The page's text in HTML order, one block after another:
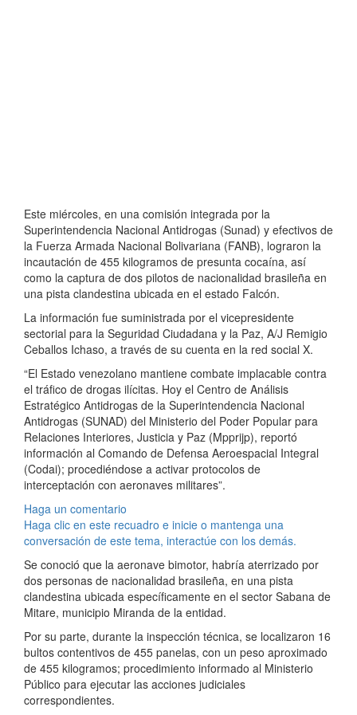
Este miércoles, en una comisión integrada por la
Superintendencia Nacional Antidrogas (Sunad) y efectivos de
la Fuerza Armada Nacional Bolivariana (FANB), lograron la
incautación de 455 kilogramos de presunta cocaína, así
como la captura de dos pilotos de nacionalidad brasileña en
una pista clandestina ubicada en el estado Falcón.
La información fue suministrada por el vicepresidente
sectorial para la Seguridad Ciudadana y la Paz, A/J Remigio
Ceballos Ichaso, a través de su cuenta en la red social X.
“El Estado venezolano mantiene combate implacable contra
el tráfico de drogas ilícitas. Hoy el Centro de Análisis
Estratégico Antidrogas de la Superintendencia Nacional
Antidrogas (SUNAD) del Ministerio del Poder Popular para
Relaciones Interiores, Justicia y Paz (Mpprijp), reportó
información al Comando de Defensa Aeroespacial Integral
(Codai); procediéndose a activar protocolos de
interceptación con aeronaves militares”.
Haga un comentario
Haga clic en este recuadro e inicie o mantenga una
conversación de este tema, interactúe con los demás.
Se conoció que la aeronave bimotor, habría aterrizado por
dos personas de nacionalidad brasileña, en una pista
clandestina ubicada específicamente en el sector Sabana de
Mitare, municipio Miranda de la entidad.
Por su parte, durante la inspección técnica, se localizaron 16
bultos contentivos de 455 panelas, con un peso aproximado
de 455 kilogramos; procedimiento informado al Ministerio
Público para ejecutar las acciones judiciales
correspondientes.